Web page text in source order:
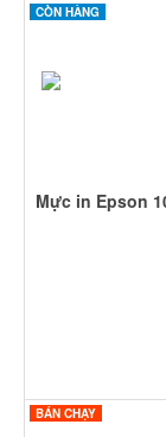
CÒN HÀNG
Mực in Epson
BÁN CHẠY